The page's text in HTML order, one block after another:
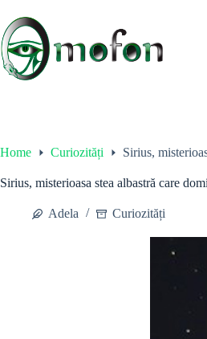
content
Home Curiozități Sirius,
Sirius, misterioasa stea albastră care
Adela Curiozități